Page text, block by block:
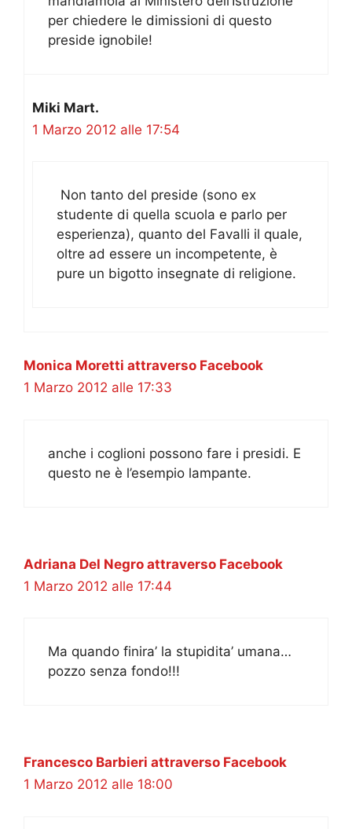
per chiedere le dimissioni di questo
preside ignobile!
Miki Mart.
1 Marzo 2012 alle 17:54
Non tanto del preside (sono ex
studente di quella scuola e parlo per
esperienza), quanto del Favalli il quale,
oltre ad essere un incompetente, è
pure un bigotto insegnate di religione.
Monica Moretti attraverso Facebook
1 Marzo 2012 alle 17:33
anche i coglioni possono fare i presidi. E
questo ne è l’esempio lampante.
Adriana Del Negro attraverso Facebook
1 Marzo 2012 alle 17:44
Ma quando finira’ la stupidita’ umana…
pozzo senza fondo!!!
Francesco Barbieri attraverso Facebook
1 Marzo 2012 alle 18:00